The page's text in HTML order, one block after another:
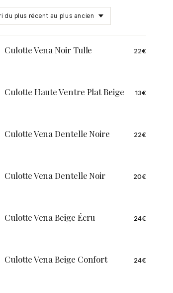
Culotte Vena Noir Tulle 22€
Culotte Haute Ventre Plat Beige 13€
Culotte Vena Dentelle Noire 22€
Culotte Vena Dentelle Noir 20€
Culotte Vena Beige Écru 24€
Culotte Vena Beige Confort 24€